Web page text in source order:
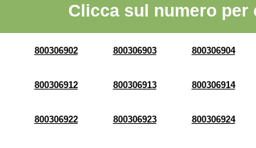
Clicca sul numero
800306902 800306903 800306904
800306912 800306913 800306914
800306922 800306923 800306924